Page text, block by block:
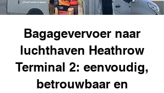
Bagagevervoer naar
luchthaven Heathrow
Terminal 2: eenvoudig,
betrouwbaar en